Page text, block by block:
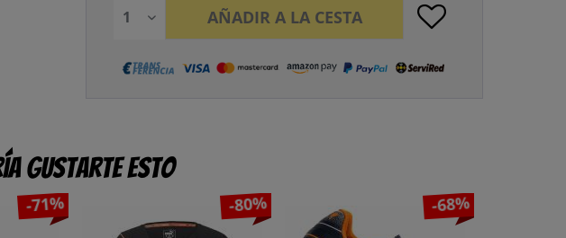
AÑADIR A LA CESTA
gustarte esto
-71% -80% -68%